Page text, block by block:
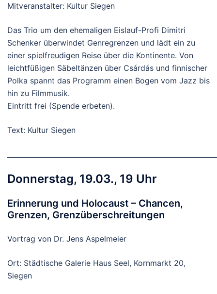
Mitveranstalter: Kultur Siegen
Das Trio um den ehemaligen Eislauf-Profi Dimitri
Schenker überwindet Genregrenzen und lädt ein zu
einer spielfreudigen Reise über die Kontinente. Von
leichtfüßigen Säbeltänzen über Csárdás und finnischer
Polka spannt das Programm einen Bogen vom Jazz bis
hin zu Filmmusik.
Eintritt frei (Spende erbeten).
Text: Kultur Siegen
Donnerstag, 19.03., 19 Uhr
Erinnerung und Holocaust – Chancen,
Grenzen, Grenzüberschreitungen
Vortrag von Dr. Jens Aspelmeier
Ort: Städtische Galerie Haus Seel, Kornmarkt 20,
Siegen